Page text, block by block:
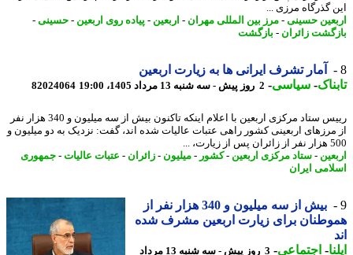
گذرگاه مرزی ...
حسینی-مرز بین المللی مهران- اربعین -پیاده روی اربعین -حسینی-
زائران- بازگشت
آمار تشرف ایرانی ها به زیارت اربعین
-سیاسی-2 روز پیش - سه شنبه 13 مرداد 1405، 19:00 82024064
رییس ستاد مرکزی اربعین با اعلام اینکه تاکنون بیش از سه میلیون و 340 هزار نفر
اربعینی کشور راهی عتبات عالیات شده اند، گفت: نزدیک به دو میلیون و
-ستاد مرکزی اربعین -کشور-میلیون-زائران- عتبات عالیات-جمهوری
ایران
بیش از سه میلیون و 340 هزار نفر از
برای زیارت اربعین مشرف شده
-اجتماعی-
3 روز پیش - سه شنبه 13 مرداد